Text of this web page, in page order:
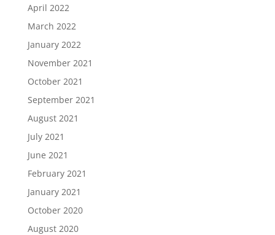
April 2022
March 2022
January 2022
November 2021
October 2021
September 2021
August 2021
July 2021
June 2021
February 2021
January 2021
October 2020
August 2020